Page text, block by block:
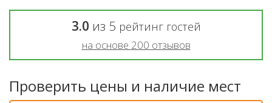
3.0 из 5 рейтинг гостей
на основе 200 отзывов
Проверить цены и наличие мест